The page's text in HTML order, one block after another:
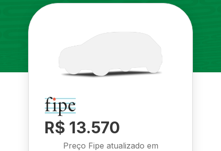
R$ 13.570
Preço Fipe atualizado em